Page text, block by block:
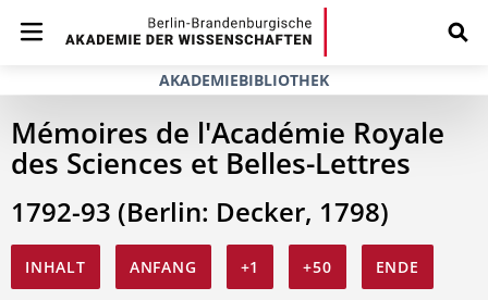
AKADEMIEBIBLIOTHEK
Mémoires de l'Académie Royale
des Sciences et Belles-Lettres
1792-93 (Berlin: Decker, 1798)
INHALT ANFANG +1 +50 ENDE